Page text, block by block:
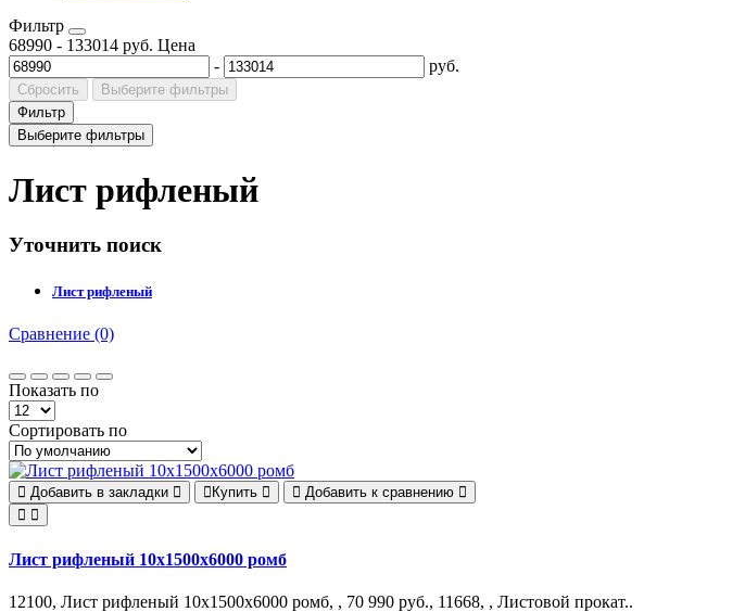
Фильтр
68990 - 133014 руб. Цена
-
руб.
Сбросить
Выберите фильтры
Фильтр
Выберите фильтры
Лист рифленый
Уточнить поиск
Лист рифленый
Сравнение (0)
Показать по
Сортировать по
Добавить в закладки Купить Добавить к сравнению
Лист рифленый 10х1500х6000 ромб
12100, Лист рифленый 10х1500х6000 ромб, , 70 990 руб., 11668, , Листовой прокат..